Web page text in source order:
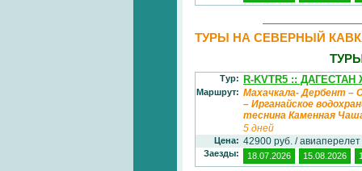
ТУРЫ НА СЕВЕРНЫЙ
Тур: R-KVTR5 ::
Маршрут: Махачкала- Дербент –
– Ирганайское
теснина Каменная
5 дней
Цена: 42900 руб. /
Заезды: 18.07.2026 15.08.2026